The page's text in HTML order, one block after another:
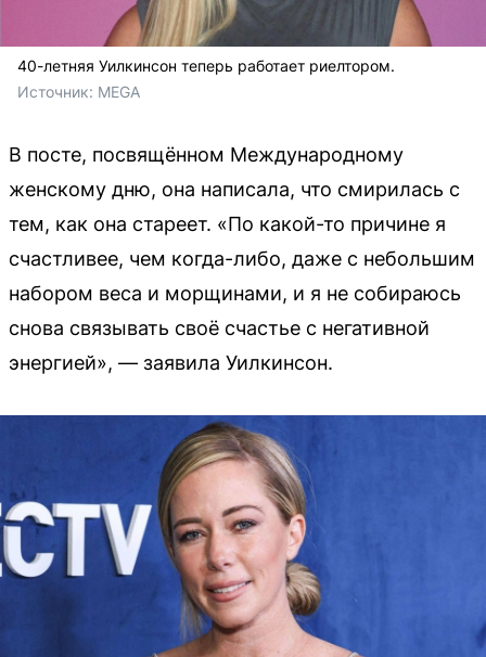
40-летняя Уилкинсон теперь работает риелтором.
Источник: MEGA
В посте, посвящённом Международному
женскому дню, она написала, что смирилась с
тем, как она стареет. «По какой-то причине я
счастливее, чем когда-либо, даже с небольшим
набором веса и морщинами, и я не собираюсь
снова связывать своё счастье с негативной
энергией», — заявила Уилкинсон.